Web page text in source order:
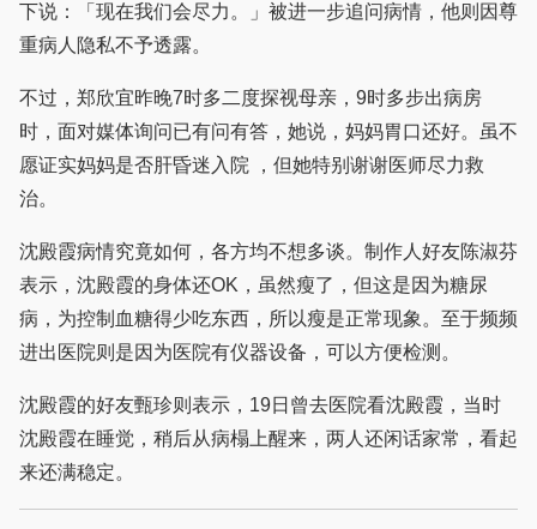
下说：「现在我们会尽力。」被进一步追问病情，他则因尊
重病人隐私不予透露。
不过，郑欣宜昨晚7时多二度探视母亲，9时多步出病房
时，面对媒体询问已有问有答，她说，妈妈胃口还好。虽不
愿证实妈妈是否肝昏迷入院 ，但她特别谢谢医师尽力救
治。
沈殿霞病情究竟如何，各方均不想多谈。制作人好友陈淑芬
表示，沈殿霞的身体还OK，虽然瘦了，但这是因为糖尿
病，为控制血糖得少吃东西，所以瘦是正常现象。至于频频
进出医院则是因为医院有仪器设备，可以方便检测。
沈殿霞的好友甄珍则表示，19日曾去医院看沈殿霞，当时
沈殿霞在睡觉，稍后从病榻上醒来，两人还闲话家常，看起
来还满稳定。